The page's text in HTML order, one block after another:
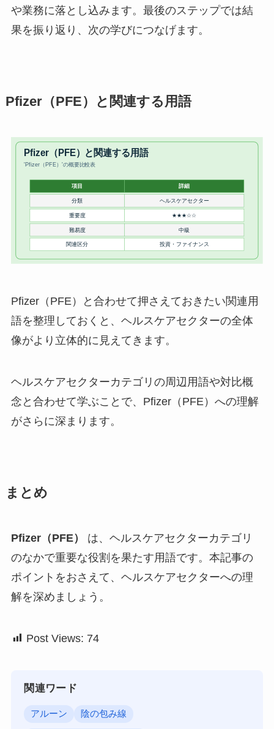
や業務に落とし込みます。最後のステップでは結
果を振り返り、次の学びにつなげます。
Pfizer（PFE）と関連する用語
Pfizer（PFE）と合わせて押さえておきたい関連用
語を整理しておくと、ヘルスケアセクターの全体
像がより立体的に見えてきます。
ヘルスケアセクターカテゴリの周辺用語や対比概
念と合わせて学ぶことで、Pfizer（PFE）への理解
がさらに深まります。
まとめ
Pfizer（PFE）
は、ヘルスケアセクターカテゴリ
のなかで重要な役割を果たす用語です。本記事の
ポイントをおさえて、ヘルスケアセクターへの理
解を深めましょう。
Post Views: 74
関連ワード
アルーン 陰の包み線